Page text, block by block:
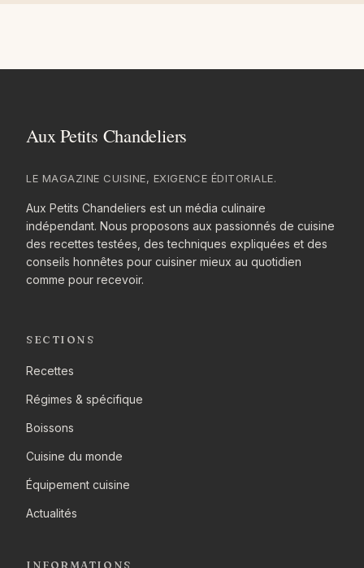
LE MAGAZINE CUISINE, EXIGENCE ÉDITORIALE.
Aux Petits Chandeliers est un média culinaire
indépendant. Nous proposons aux passionnés de cuisine
des recettes testées, des techniques expliquées et des
conseils honnêtes pour cuisiner mieux au quotidien
comme pour recevoir.
SECTIONS
Recettes
Régimes & spécifique
Boissons
Cuisine du monde
Équipement cuisine
Actualités
INFORMATIONS